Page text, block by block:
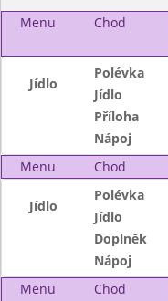
Menu Chod
Jídlo
Polévka
Jídlo
Příloha
Nápoj
Menu
Chod
Jídlo
Polévka
Jídlo
Doplněk
Nápoj
Menu
Chod